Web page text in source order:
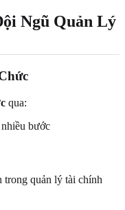
Ngũ Quản Lý
qua:
bước
trong quản lý tài chính